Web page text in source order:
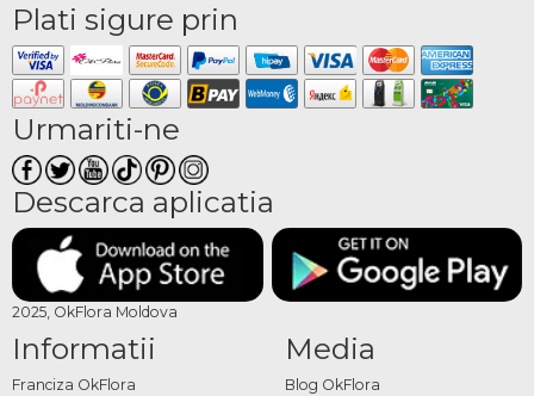
Plati sigure prin
Urmariti-ne
Descarca aplicatia
2025, OkFlora Moldova
Informatii
Franciza OkFlora
Media
Blog OkFlora